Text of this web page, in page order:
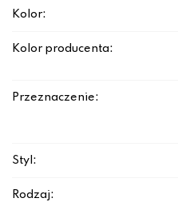
Kolor:
Kolor producenta:
Przeznaczenie:
Styl:
Rodzaj: